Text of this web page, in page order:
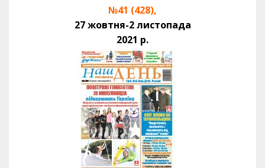
№41 (428),
27 жовтня-2 листопада
2021 р.